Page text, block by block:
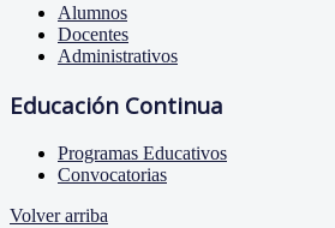
Alumnos
Docentes
Administrativos
Educación Continua
Programas Educativos
Convocatorias
Volver arriba